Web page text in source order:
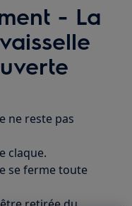
- La
ne reste pas
claque.
se ferme toute